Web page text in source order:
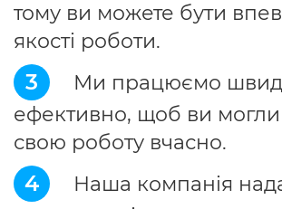
тому ви можете бути
якості роботи.
3
Ми працюємо
ефективно, щоб ви
свою роботу вчасно.
4
Наша компанія